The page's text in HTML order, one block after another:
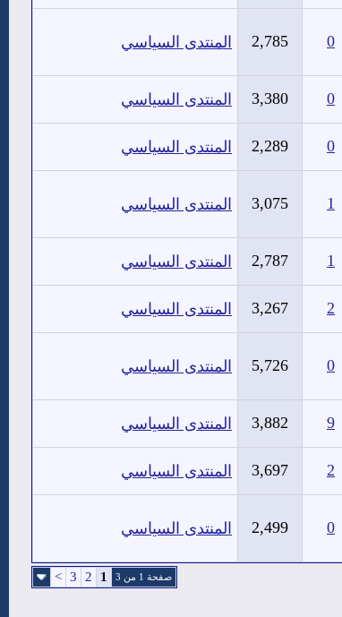
0
2,785 المنتدى السياسي
0
3,380 المنتدى السياسي
0
2,289 المنتدى السياسي
1
3,075 المنتدى السياسي
1
2,787 المنتدى السياسي
2
3,267 المنتدى السياسي
0
5,726 المنتدى السياسي
9
3,882 المنتدى السياسي
2
3,697 المنتدى السياسي
0
2,499 المنتدى السياسي
صفحة 1 من 3 1
2
3
>